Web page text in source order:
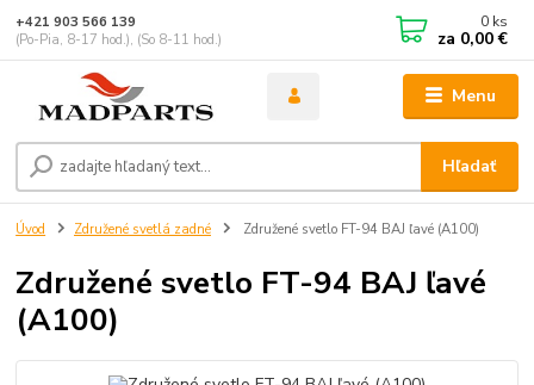
Menu
Hľadať
+421 903 566 139
(Po-Pia, 8-17 hod.), (So 8-11 hod.)
0 ks
za 0,00 €
Úvod Združené svetlá zadné Združené svetlo FT-94 BAJ ľavé (A100)
Združené svetlo FT-94 BAJ ľavé
(A100)